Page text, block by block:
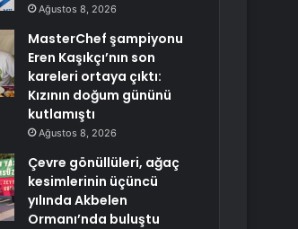
Ağustos 8, 2026
MasterChef şampiyonu
Eren Kaşıkçı’nın son
kareleri ortaya çıktı:
Kızının doğum gününü
kutlamıştı
Ağustos 8, 2026
Çevre gönüllüleri, ağaç
kesimlerinin üçüncü
yılında Akbelen
Ormanı’nda buluştu